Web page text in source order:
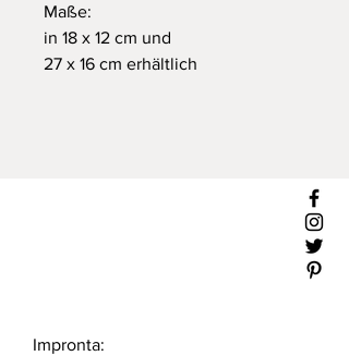
Maße:
in 18 x 12 cm und
27 x 16 cm erhältlich
Impronta: